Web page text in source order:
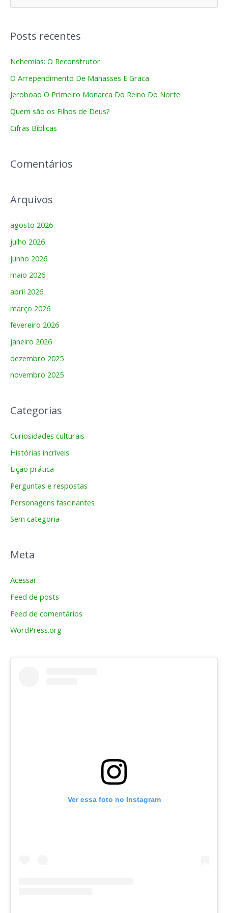
q
a
r
p
r
Posts recentes
Nehemias: O Reconstrutor
O Arrependimento De Manasses E Graca
Jeroboao O Primeiro Monarca Do Reino Do Norte
Quem são os Filhos de Deus?
Cifras Bíblicas
Comentários
Arquivos
agosto 2026
julho 2026
junho 2026
maio 2026
abril 2026
março 2026
fevereiro 2026
janeiro 2026
dezembro 2025
novembro 2025
Categorias
Curiosidades culturais
Histórias incríveis
Lição prática
Perguntas e respostas
Personagens fascinantes
Sem categoria
Meta
Acessar
Feed de posts
Feed de comentários
WordPress.org
Ver essa foto no Instagram